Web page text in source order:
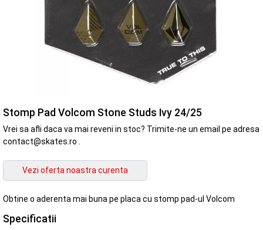
Stomp Pad Volcom Stone Studs Ivy 24/25
Vrei sa afli daca va mai reveni in stoc? Trimite-ne un email pe adresa
contact@skates.ro .
Obtine o aderenta mai buna pe placa cu stomp pad-ul Volcom
Specificatii